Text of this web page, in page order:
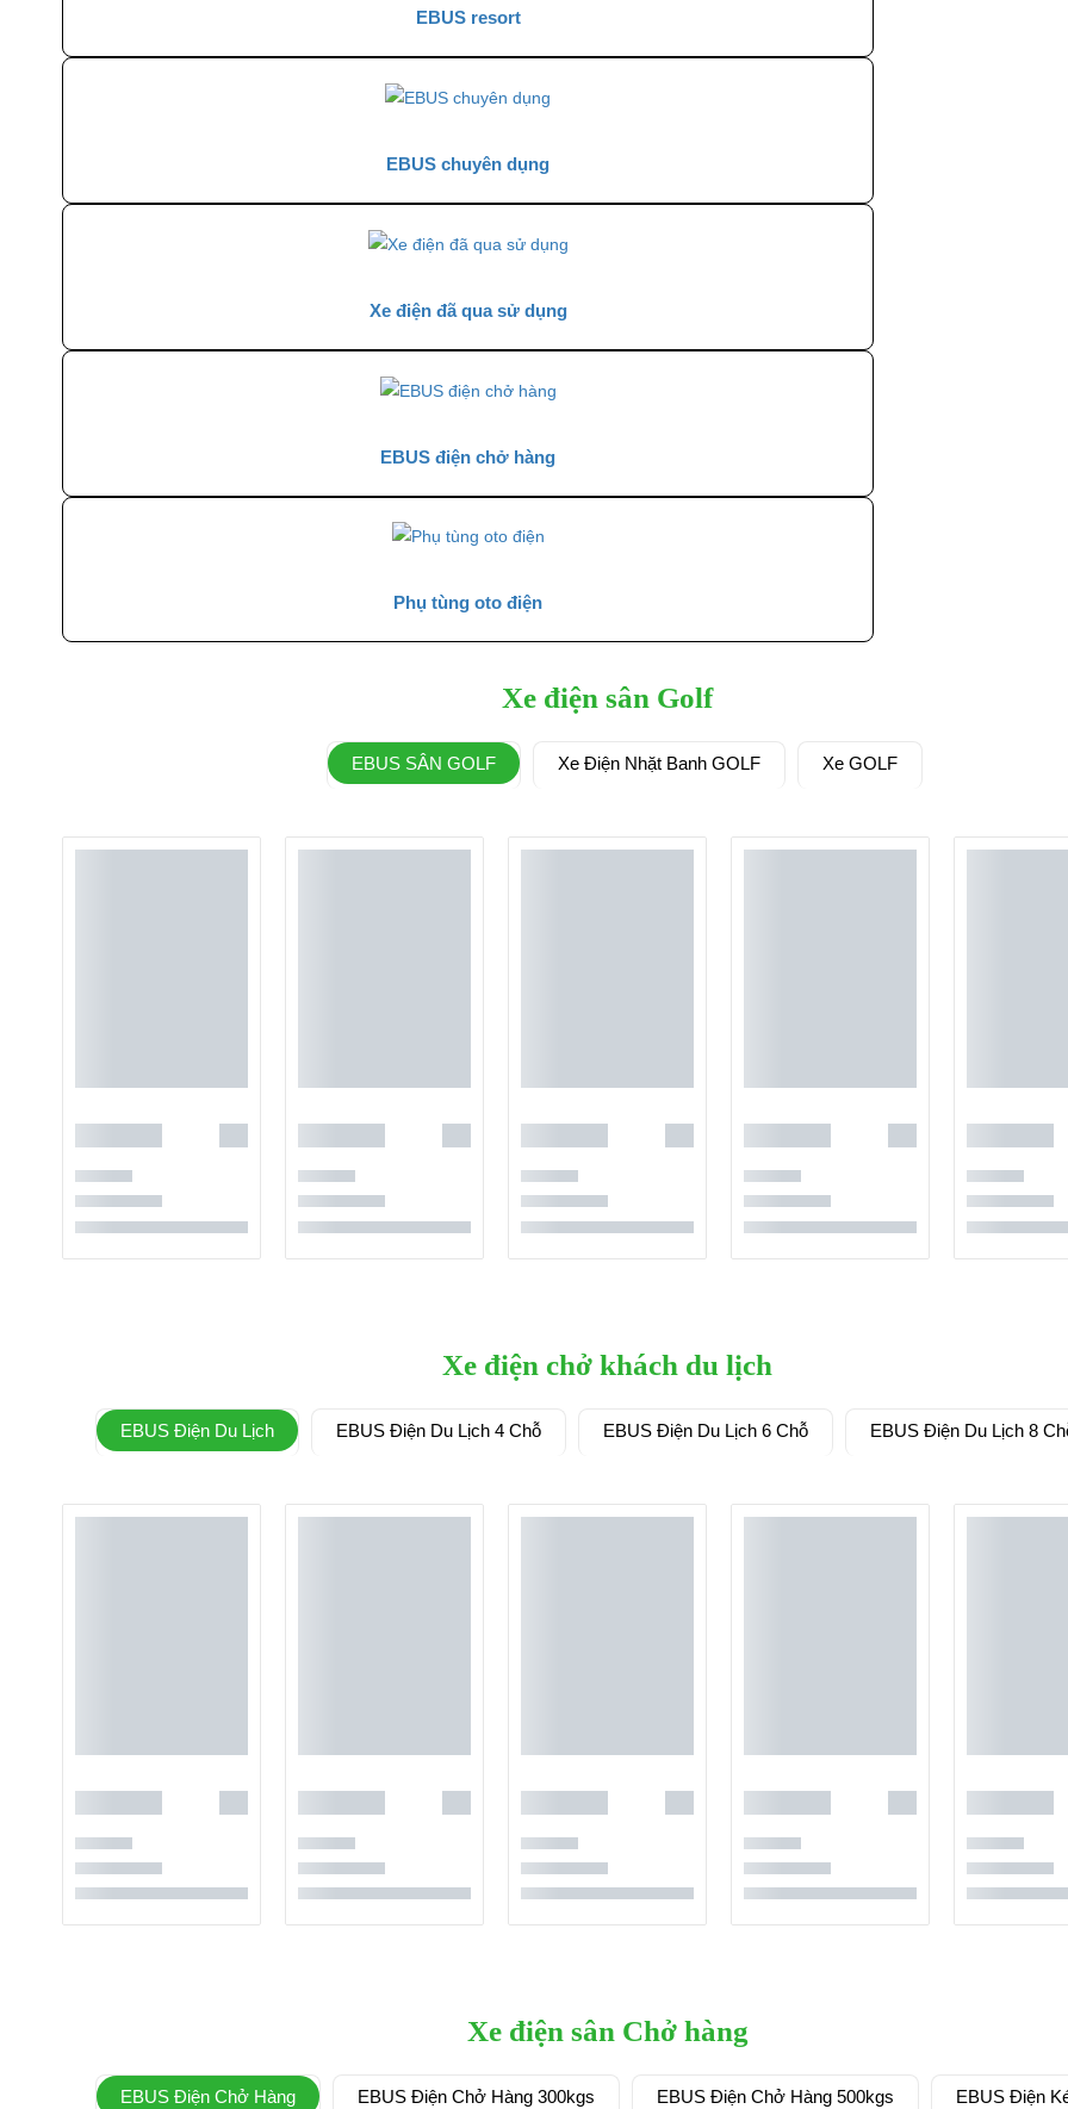
EBUS resort
EBUS chuyên dụng
Xe điện đã qua sử dụng
EBUS điện chở hàng
Phụ tùng oto điện
Xe điện sân Golf
EBUS SÂN GOLF Xe Điện Nhặt Banh GOLF Xe GOLF
Xe điện chở khách du lịch
EBUS Điện Du Lịch EBUS Điện Du Lịch 4 Chỗ EBUS Điện Du Lịch 6 Chỗ EBUS Điện Du Lịch 8
Xe điện sân Chở hàng
EBUS Điện Chở Hàng EBUS Điện Chở Hàng 300kgs EBUS Điện Chở Hàng 500kgs EBUS Điện